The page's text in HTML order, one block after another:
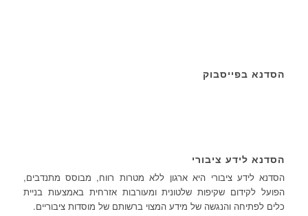
הסדנא בפייסבוק
הסדנא לידע ציבורי
הסדנא לידע ציבורי היא ארגון ללא מטרות רווח, מבוסס מתנדבים,
הפועל לקידום שקיפות שלטונית ומעורבות אזרחית באמצעות בניית
כלים לפתיחה והנגשה של מידע המצוי ברשותם של מוסדות ציבוריים.